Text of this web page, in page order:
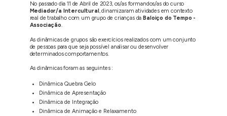
No passado dia 11 de Abril de 2023, os/as formandos/as do curso
Mediador/a Intercultural , dinamizaram atividades em contexto
real de trabalho com um grupo de crianças da Baloiço do Tempo -
Associação.
As dinâmicas de grupos são exercícios realizados com um conjunto
de pessoas para que seja possível analisar ou desenvolver
determinados comportamentos.
As dinâmicas foram as seguintes :
Dinâmica Quebra Gelo
Dinâmica de Apresentação
Dinâmica de Integração
Dinâmica de Animação e Relaxamento